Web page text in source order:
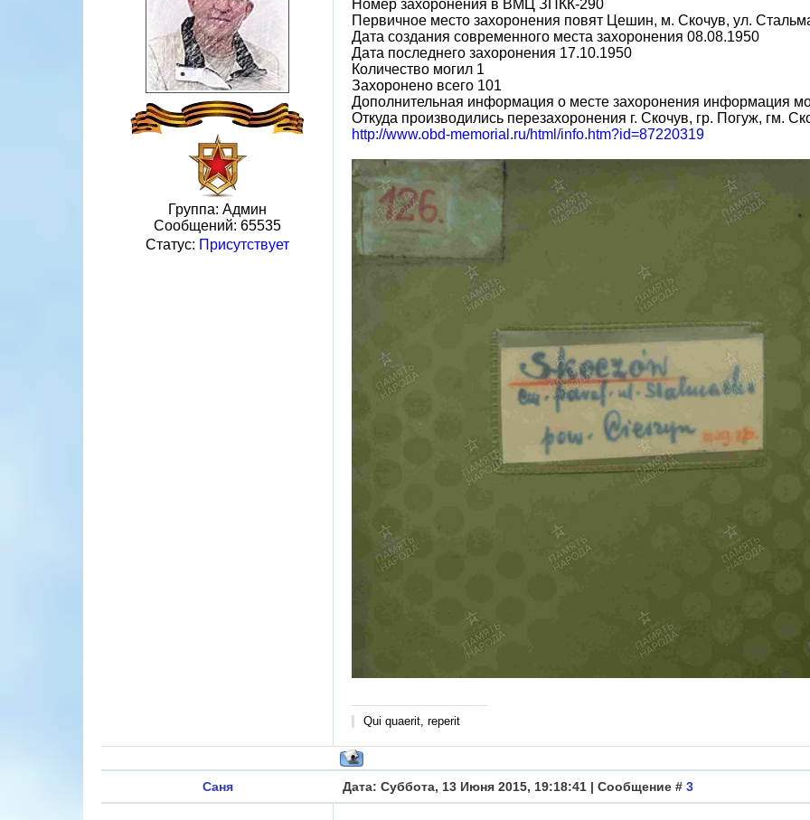
Группа: Админ
Сообщений: 65535
Статус: Присутствует
Номер захоронения в ВМЦ ЗПКК-290
Первичное место захоронения повят Цешин, м. Скочув, ул.
Дата создания современного места захоронения 08.08.1950
Дата последнего захоронения 17.10.1950
Количество могил 1
Захоронено всего 101
Дополнительная информация о месте захоронения информация
Откуда производились перезахоронения г. Скочув, гр. Погуж, гм.
http://www.obd-memorial.ru/html/info.htm?id=87220319
Qui quaerit, reperit
Саня Дата: Суббота, 13 Июня 2015, 19:18:41 | Сообщение # 3